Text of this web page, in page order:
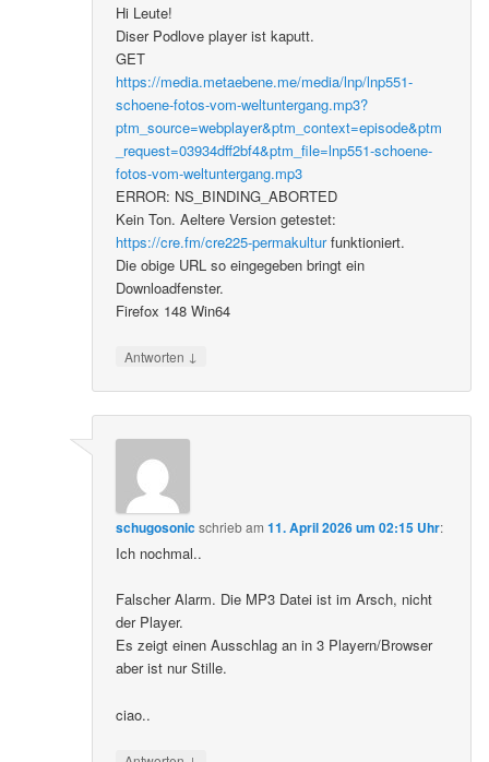
Hi Leute!
Diser Podlove player ist kaputt.
GET
https://media.metaebene.me/media/lnp/lnp551-
schoene-fotos-vom-weltuntergang.mp3?
ptm_source=webplayer&ptm_context=episode&ptm
_request=03934dff2bf4&ptm_file=lnp551-schoene-
fotos-vom-weltuntergang.mp3
ERROR: NS_BINDING_ABORTED
Kein Ton. Aeltere Version getestet:
https://cre.fm/cre225-permakulturfunktioniert.
Die obige URL so eingegeben bringt ein
Downloadfenster.
Firefox 148 Win64
Antworten ↓
schugosonicschriebam11. April 2026 um 02:15 Uhr:
Ich nochmal..
Falscher Alarm. Die MP3 Datei ist im Arsch, nicht
der Player.
Es zeigt einen Ausschlag an in 3 Playern/Browser
aber ist nur Stille.
ciao..